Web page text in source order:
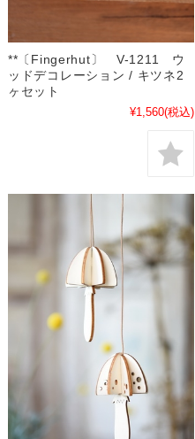
**〔Fingerhut〕 V-1211 ウ
ッドデコレーション / キツネ2
ヶセット
¥1,560(税込)